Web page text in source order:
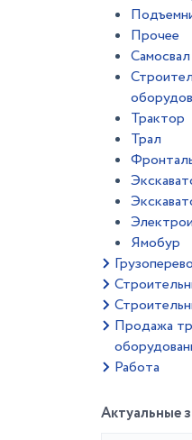
Прочее
Самосвал
Трактор
Трал
Ямобур
Продажа
Работа
Актуальные